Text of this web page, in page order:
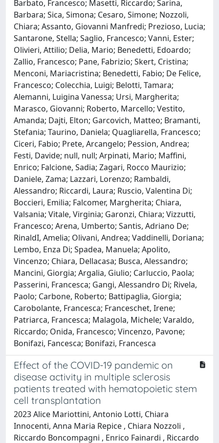
Barbato, Francesco; Masetti, Riccardo; Sarina,
Barbara; Sica, Simona; Cesaro, Simone; Nozzoli,
Chiara; Assanto, Giovanni Manfredi; Prezioso, Lucia;
Santarone, Stella; Saglio, Francesco; Vanni, Ester;
Olivieri, Attilio; Delia, Mario; Benedetti, Edoardo;
Zallio, Francesco; Pane, Fabrizio; Skert, Cristina;
Menconi, Mariacristina; Benedetti, Fabio; De Felice,
Francesco; Colecchia, Luigi; Belotti, Tamara;
Alemanni, Luigina Vanessa; Ursi, Margherita;
Marasco, Giovanni; Roberto, Marcello; Vestito,
Amanda; Dajti, Elton; Garcovich, Matteo; Bramanti,
Stefania; Taurino, Daniela; Quagliarella, Francesco;
Ciceri, Fabio; Prete, Arcangelo; Pession, Andrea;
Festi, Davide; null, null; Arpinati, Mario; Maffini,
Enrico; Falcione, Sadia; Zagari, Rocco Maurizio;
Daniele, Zama; Lazzari, Lorenzo; Rambaldi,
Alessandro; Riccardi, Laura; Ruscio, Valentina Di;
Boccieri, Emilia; Falcomer, Margherita; Chiara,
Valsania; Vitale, Virginia; Garonzi, Chiara; Vizzutti,
Francesco; Arena, Umberto; Santis, Adriano De;
RinaldI, Amelia; Olivani, Andrea; Vaddinelli, Doriana;
Lembo, Enza Di; Spadea, Manuela; Apolito,
Vincenzo; Chiara, Dellacasa; Busca, Alessandro;
Mancini, Giorgia; Argalia, Giulio; Carluccio, Paola;
Passerini, Francesca; Gangi, Alessandro Di; Rivela,
Paolo; Carbone, Roberto; Battipaglia, Giorgia;
Carobolante, Francesca; Franceschet, Irene;
Patriarca, Francesca; Malagola, Michele; Varaldo,
Riccardo; Onida, Francesco; Vincenzo, Pavone;
Bonifazi, Fancesca; Bonifazi, Francesca
Effect of the COVID-19 pandemic on
disease activity in multiple sclerosis
patients treated with hematopoietic stem
cell transplantation
2023 Alice Mariottini, Antonio Lotti, Chiara
Innocenti, Anna Maria Repice , Chiara Nozzoli ,
Riccardo Boncompagni , Enrico Fainardi , Riccardo